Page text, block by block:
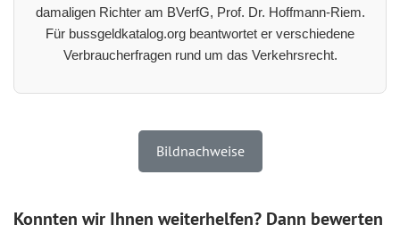
damaligen Richter am BVerfG, Prof. Dr. Hoffmann-Riem.
Für bussgeldkatalog.org beantwortet er verschiedene
Verbraucherfragen rund um das Verkehrsrecht.
Bildnachweise
Konnten wir Ihnen weiterhelfen? Dann bewerten